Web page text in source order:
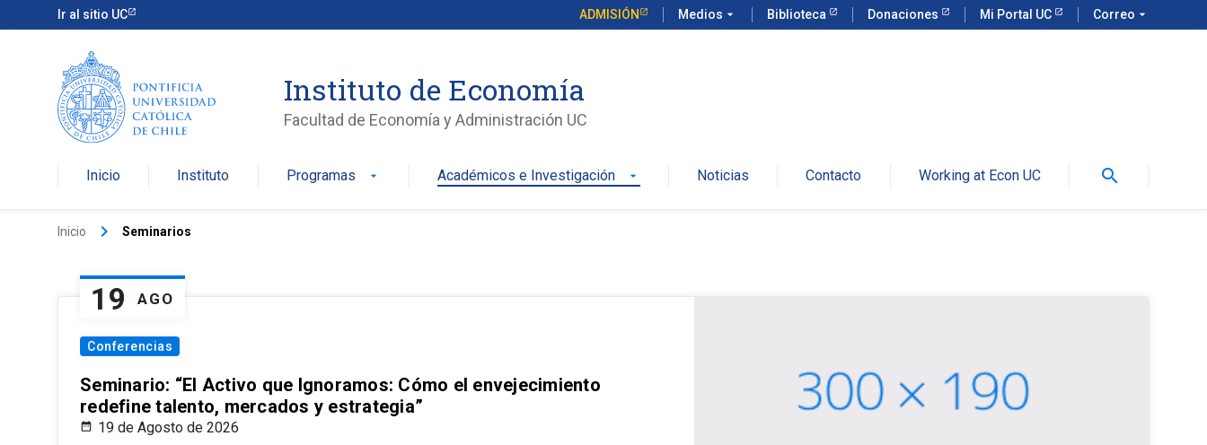
Ir al sitio UC ADMISIÓN Medios arrow_drop_down Biblioteca Donaciones Mi Portal UC Correo arrow_drop_down
Instituto de Economía
Facultad de Economía y Administración UC
Inicio Instituto Programas arrow_drop_down Académicos e Investigación arrow_drop_down Noticias Contacto Working at Econ UC search
Inicio keyboard_arrow_right Seminarios
19 AGO
Conferencias
Seminario: “El Activo que Ignoramos: Cómo el envejecimiento
redefine talento, mercados y estrategia”
19 de Agosto de 2026